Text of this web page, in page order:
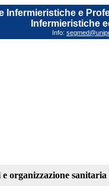
Infermieristiche e
Infermieristiche
Info:
organizzazione sanitaria